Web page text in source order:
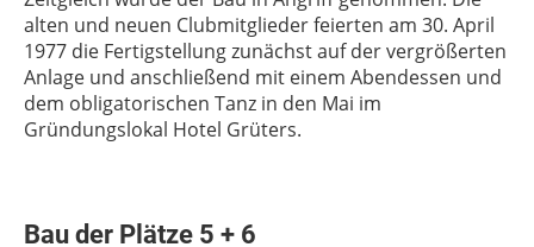
alten und neuen Clubmitglieder feierten am 30. April
1977 die Fertigstellung zunächst auf der vergrößerten
Anlage und anschließend mit einem Abendessen und
dem obligatorischen Tanz in den Mai im
Gründungslokal Hotel Grüters.
Bau der Plätze 5 + 6